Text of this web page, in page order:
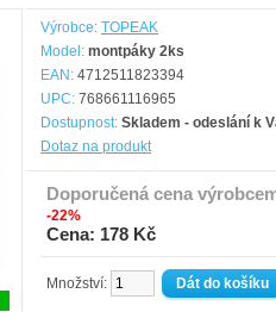
Výrobce: TOPEAK
Model: montpáky 2ks
EAN: 4712511823394
UPC: 768661116965
Dostupnost: Skladem - odeslání k
Dotaz na produkt
Doporučená cena
-22%
Cena: 178 Kč
Množství: